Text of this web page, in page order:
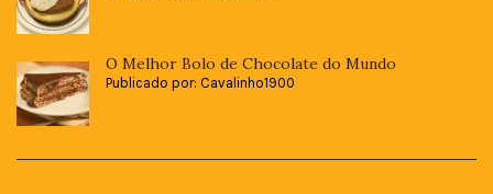
O Melhor Bolo de Chocolate do Mundo
Publicado por: Cavalinho1900